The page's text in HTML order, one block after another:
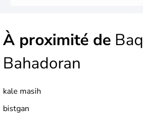
À proximité de Baq
Bahadoran
kale masih
bistgan